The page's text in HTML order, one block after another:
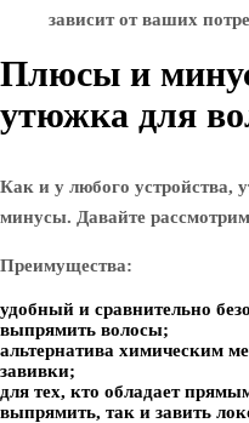
зависит от ваших
Плюсы и
утюжка для
Как и у любого устройства,
минусы. Давайте
Преимущества:
удобный и сравнительно
выпрямить волосы;
альтернатива химическим
завивки;
для тех, кто обладает
выпрямить, так и завить